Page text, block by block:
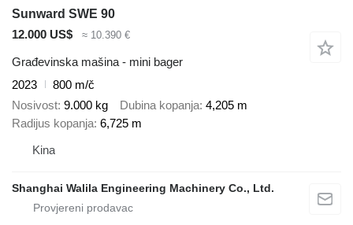
Sunward SWE 90
12.000 US$
≈ 10.390 €
Građevinska mašina - mini bager
2023
800 m/č
Nosivost 9.000 kg Dubina kopanja 4,205 m
Radijus kopanja 6,725 m
Kina
Shanghai Walila Engineering Machinery Co., Ltd.